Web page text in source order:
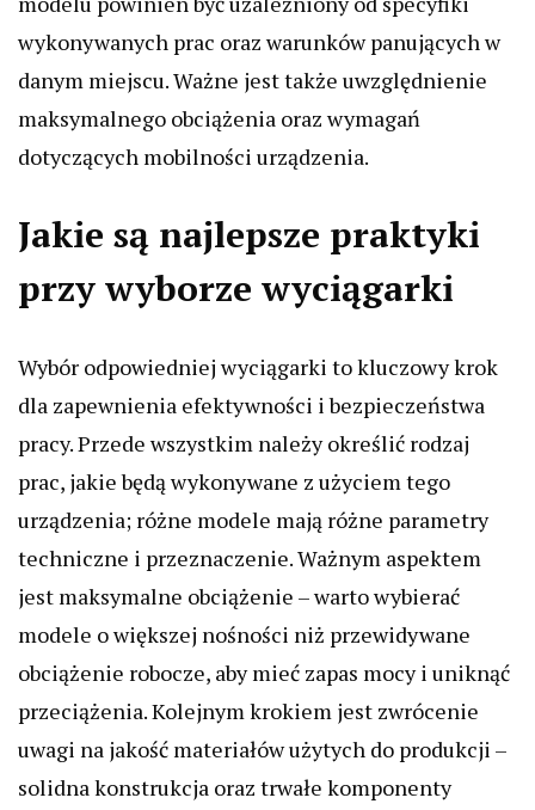
wykonywanych prac oraz warunków panujących w
danym miejscu. Ważne jest także uwzględnienie
maksymalnego obciążenia oraz wymagań
dotyczących mobilności urządzenia.
Jakie są najlepsze praktyki
przy wyborze wyciągarki
Wybór odpowiedniej wyciągarki to kluczowy krok
dla zapewnienia efektywności i bezpieczeństwa
pracy. Przede wszystkim należy określić rodzaj
prac, jakie będą wykonywane z użyciem tego
urządzenia; różne modele mają różne parametry
techniczne i przeznaczenie. Ważnym aspektem
jest maksymalne obciążenie – warto wybierać
modele o większej nośności niż przewidywane
obciążenie robocze, aby mieć zapas mocy i uniknąć
przeciążenia. Kolejnym krokiem jest zwrócenie
uwagi na jakość materiałów użytych do produkcji –
solidna konstrukcja oraz trwałe komponenty